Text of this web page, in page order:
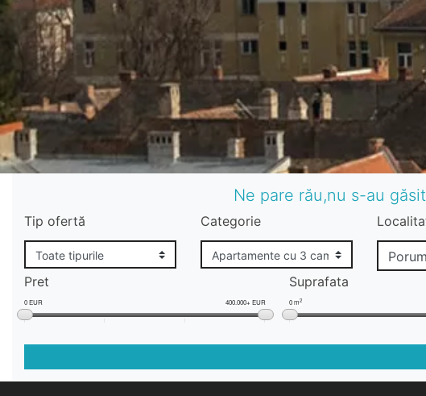
Ne pare rău,nu s-au
Tip ofertă Categorie
Pret
0 EUR 400.000+ EUR
Suprafata
0 m2